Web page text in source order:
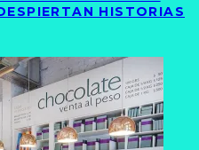
HISTORIAS